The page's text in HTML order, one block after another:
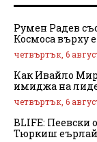
Румен Радев
Космоса върху
четвъртък, 6
Как Ивайло
имиджа на
четвъртък, 6
BLIFE: Пеевски
Тюркиш